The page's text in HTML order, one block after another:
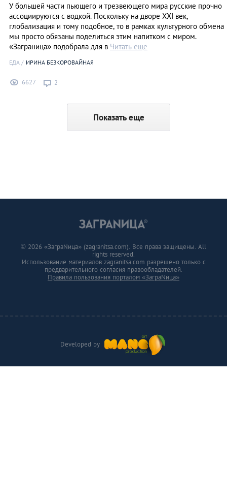
У большей части пьющего и трезвеющего мира русские прочно
ассоциируются с водкой. Поскольку на дворе ХХI век,
глобализация и тому подобное, то в рамках культурного обмена
мы просто обязаны поделиться этим напитком с миром.
«Заграница» подобрала для в Читать еще
ЕДА ИРИНА БЕЗКОРОВАЙНАЯ
6627 2
Показать еще
Developed by
© 2026 «ЗаграNица» (zagranitsa.com). Все права защищены. All
rights reserved.
Использование материалов zagranitsa.com разрешено только с
предварительного согласия правообладателей.
Правила пользования порталом «ЗаграNица»